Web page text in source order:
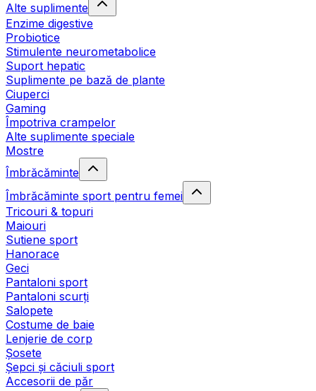
Alte suplimente
Enzime digestive
Probiotice
Stimulente neurometabolice
Suport hepatic
Suplimente pe bază de plante
Ciuperci
Gaming
Împotriva crampelor
Alte suplimente speciale
Mostre
Îmbrăcăminte
Îmbrăcăminte sport pentru femei
Tricouri & topuri
Maiouri
Sutiene sport
Hanorace
Geci
Pantaloni sport
Pantaloni scurți
Salopete
Costume de baie
Lenjerie de corp
Șosete
Șepci și căciuli sport
Accesorii de păr